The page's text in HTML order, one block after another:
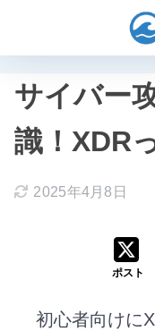
サイバー
識！XDR
2025年4月8日
ポスト
初心者向けに